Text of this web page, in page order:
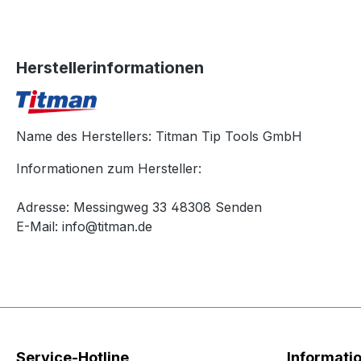
Herstellerinformationen
Name des Herstellers: Titman Tip Tools GmbH
Informationen zum Hersteller:
Adresse: Messingweg 33 48308 Senden
E-Mail: info@titman.de
Service-Hotline